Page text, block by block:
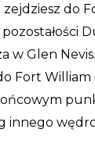
do
w Glen
Fort William
innego